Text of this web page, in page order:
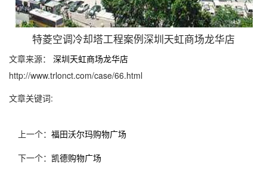
特菱空调冷却塔工程案例深圳天虹商场龙华店
文章来源：
深圳天虹商场龙华店
http://www.trlonct.com/case/66.html
文章关键词:
上一个： 福田沃尔玛购物广场
下一个： 凯德购物广场